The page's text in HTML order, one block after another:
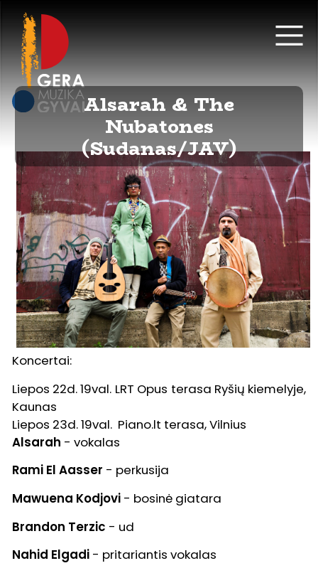
Alsarah & The
Nubatones
(Sudanas/JAV)
Koncertai:
Liepos 22d. 19val. LRT Opus terasa Ryšių kiemelyje,
Kaunas
Liepos 23d. 19val. Piano.lt terasa, Vilnius
Alsarah - vokalas
Rami El Aasser - perkusija
Mawuena Kodjovi- bosinė giatara
Brandon Terzic - ud
Nahid Elgadi - pritariantis vokalas